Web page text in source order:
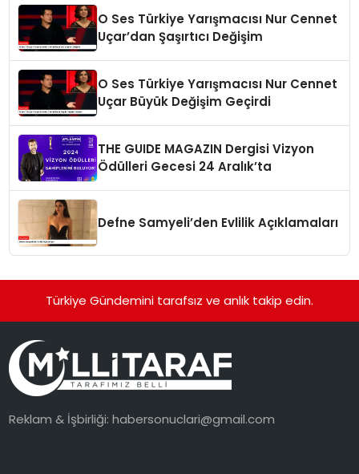
O Ses Türkiye Yarışmacısı Nur Cennet
Uçar’dan Şaşırtıcı Değişim
O Ses Türkiye Yarışmacısı Nur Cennet
Uçar Büyük Değişim Geçirdi
THE GUIDE MAGAZIN Dergisi Vizyon
Ödülleri Gecesi 24 Aralık’ta
Defne Samyeli’den Evlilik Açıklamaları
Türkiye Gündemini tarafsız ve anlık takip edin.
Reklam & İşbirliği:habersonuclari@gmail.com